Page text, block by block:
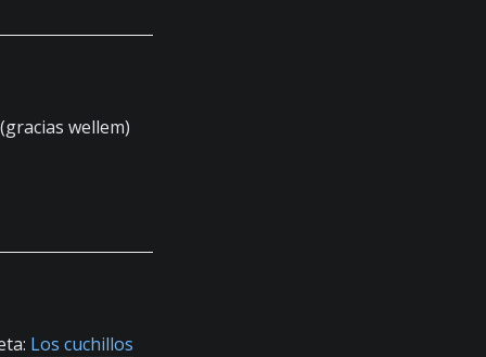
wellem)
Los cuchillos